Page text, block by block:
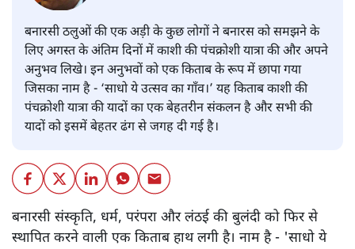
बनारसी ठलुओं की एक अड़ी के कुछ लोगों ने बनारस को समझने के
लिए अगस्त के अंतिम दिनों में काशी की पंचक्रोशी यात्रा की और अपने
अनुभव लिखे। इन अनुभवों को एक किताब के रूप में छापा गया
जिसका नाम है - ‘साधो ये उत्सव का गाँव।’ यह किताब काशी की
पंचक्रोशी यात्रा की यादों का एक बेहतरीन संकलन है और सभी की
यादों को इसमें बेहतर ढंग से जगह दी गई है।
बनारसी संस्कृति, धर्म, परंपरा और लंठई की बुलंदी को फिर से
स्थापित करने वाली एक किताब हाथ लगी है। नाम है - 'साधो ये